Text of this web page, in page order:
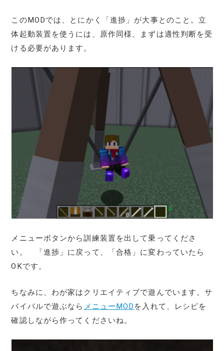
このMODでは、とにかく「進捗」が大事とのこと。立
体起動装置を使うには、原作同様、まずは適性判断を受
ける必要があります。
メニューボタンから訓練装置を出して乗ってくださ
い。 「進捗」に戻って、「合格」に変わっていたら
OKです。
ちなみに、わが家はクリエイティブで遊んでいます。サ
バイバルで遊ぶなら メニューMOD を入れて、レシピを
確認しながら作ってくださいね。